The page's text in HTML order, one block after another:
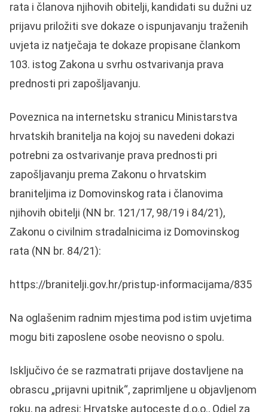
rata i članova njihovih obitelji, kandidati su dužni uz
prijavu priložiti sve dokaze o ispunjavanju traženih
uvjeta iz natječaja te dokaze propisane člankom
103. istog Zakona u svrhu ostvarivanja prava
prednosti pri zapošljavanju.
Poveznica na internetsku stranicu Ministarstva
hrvatskih branitelja na kojoj su navedeni dokazi
potrebni za ostvarivanje prava prednosti pri
zapošljavanju prema Zakonu o hrvatskim
braniteljima iz Domovinskog rata i članovima
njihovih obitelji (NN br. 121/17, 98/19 i 84/21),
Zakonu o civilnim stradalnicima iz Domovinskog
rata (NN br. 84/21):
https://branitelji.gov.hr/pristup-informacijama/835
Na oglašenim radnim mjestima pod istim uvjetima
mogu biti zaposlene osobe neovisno o spolu.
Isključivo će se razmatrati prijave dostavljene na
obrascu „prijavni upitnik“, zaprimljene u objavljenom
roku, na adresi: Hrvatske autoceste d.o.o., Odjel za